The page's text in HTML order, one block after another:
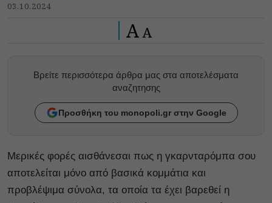
03.10.2024
A A
Βρείτε περισσότερα άρθρα μας στα αποτελέσματα
αναζητησης
Προσθήκη του monopoli.gr στην Google
Μερικές φορές αισθάνεσαι πως η γκαρνταρόμπα σου
αποτελείται μόνο από βασικά κομμάτια και
προβλέψιμα σύνολα, τα οποία τα έχει βαρεθεί η